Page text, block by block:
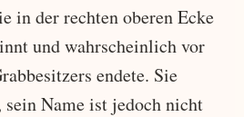
in der rechten oberen Ecke
und wahrscheinlich vor
endete. Sie
Name ist jedoch nicht